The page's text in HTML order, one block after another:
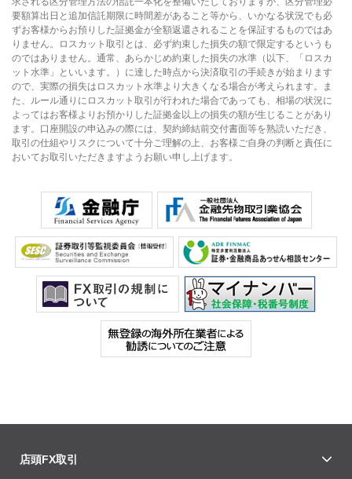
要額算出日と追加信託期限に時間差があること等から、いかなる状況でも必
ずお客様からお預りした証拠金が全額返還されることを保証するものではあ
りません。ロスカット取引とは、必ず約束した損失の額で限定するというも
のではありません。通常、あらかじめ約束した損失の水準（以下、「ロスカ
ット水準」といいます。）に達した時点から決済取引の手続きが始まります
ので、実際の損失はロスカット水準より大きくなる場合が考えられます。ま
た、ルール通りにロスカット取引が行われた場合であっても、相場の状況に
よってはお客様よりお預かりした証拠金以上の損失の額が生じることがあり
ます。口座開設の申込みの際には、契約締結前交付書面等を熟読いただき、
取引の仕組やリスクについて十分ご理解の上、お客様ご自身の判断と責任に
おいてお取引いただきますようお願い申し上げます。
店頭FX取引